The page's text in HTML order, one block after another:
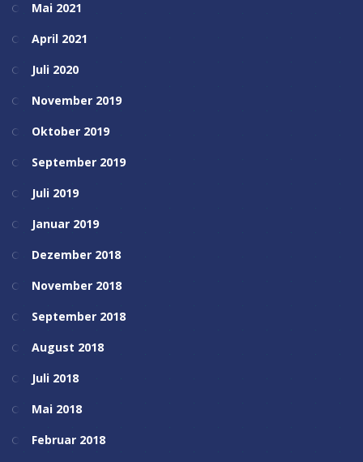
Mai 2021
April 2021
Juli 2020
November 2019
Oktober 2019
September 2019
Juli 2019
Januar 2019
Dezember 2018
November 2018
September 2018
August 2018
Juli 2018
Mai 2018
Februar 2018